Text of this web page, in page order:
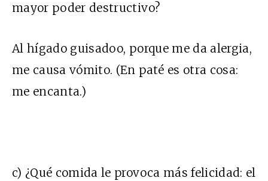
mayor poder destructivo?
Al hígado guisadoo, porque me da alergia,
me causa vómito. (En paté es otra cosa:
me encanta.)
c) ¿Qué comida le provoca más felicidad: el